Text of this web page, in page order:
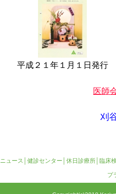
平成２１年１月１日発行
医師
刈
ニュース 健診センター 休日診療所 臨床
プ